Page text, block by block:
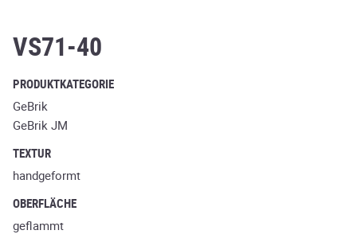
VS71-40
PRODUKTKATEGORIE
GeBrik
GeBrik JM
TEXTUR
handgeformt
OBERFLÄCHE
geflammt